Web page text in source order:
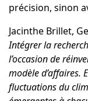
précision, sinon
Jacinthe Brillet,
Intégrer la
l’occasion de
modèle d’affaires.
fluctuations du